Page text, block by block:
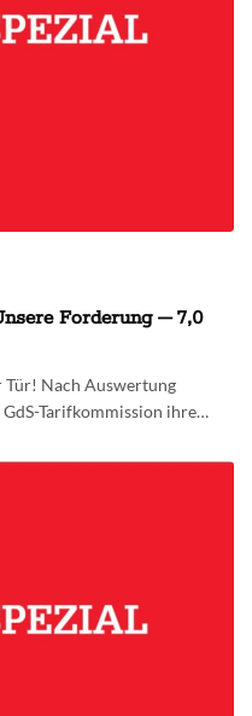
Forderung – 7,0
Tür! Nach Auswertung
Tarifkommission ihre…